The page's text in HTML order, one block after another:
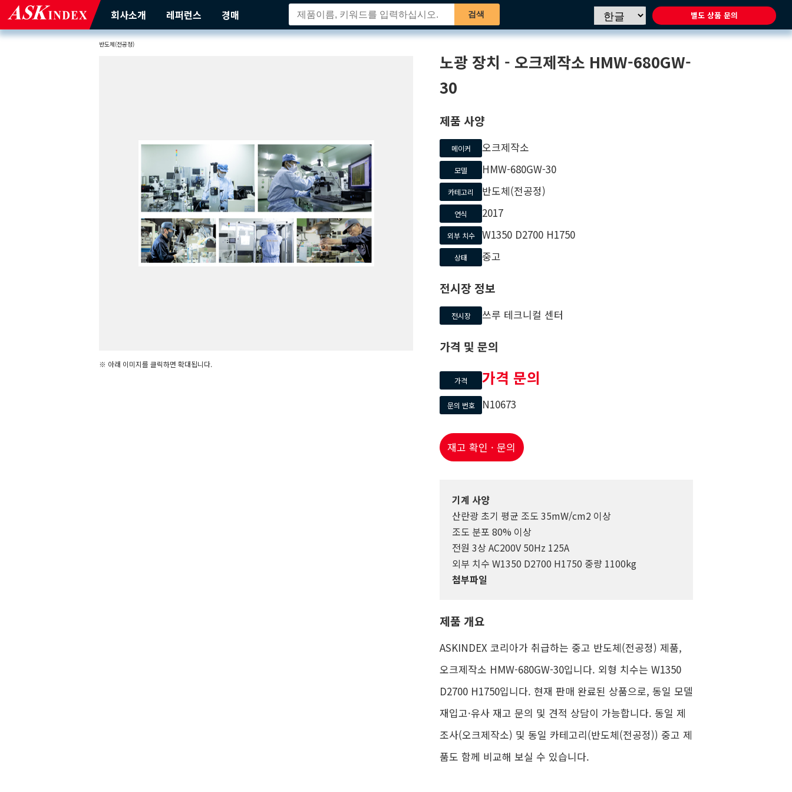
회사소개 레퍼런스 경매 검색 별도 상품 문의
반도체(전공정)
노광 장치 - 오크제작소 HMW-680GW-
30
제품 사양
메이커 오크제작소
모델 HMW-680GW-30
카테고리 반도체(전공정)
연식 2017
외부 치수 W1350 D2700 H1750
상태 중고
전시장 정보
전시장 쓰루 테크니컬 센터
가격 및 문의
가격 가격 문의
문의 번호 N10673
재고 확인 · 문의
기계 사양
산란광 초기 평균 조도 35mW/cm2 이상
조도 분포 80% 이상
전원 3상 AC200V 50Hz 125A
외부 치수 W1350 D2700 H1750 중량 1100kg
첨부파일
제품 개요
ASKINDEX 코리아가 취급하는 중고 반도체(전공정) 제품,
오크제작소 HMW-680GW-30입니다. 외형 치수는 W1350
D2700 H1750입니다. 현재 판매 완료된 상품으로, 동일 모델
재입고·유사 재고 문의 및 견적 상담이 가능합니다. 동일 제
조사(오크제작소) 및 동일 카테고리(반도체(전공정)) 중고 제
품도 함께 비교해 보실 수 있습니다.
※ 아래 이미지를 클릭하면 확대됩니다.